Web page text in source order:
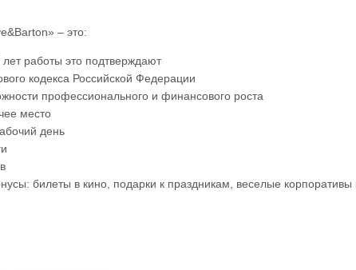
– это:
лет работы это подтверждают
кодекса Российской Федерации
профессионального и финансового роста
место
день
билеты в кино, подарки к праздникам, веселые корпоративы